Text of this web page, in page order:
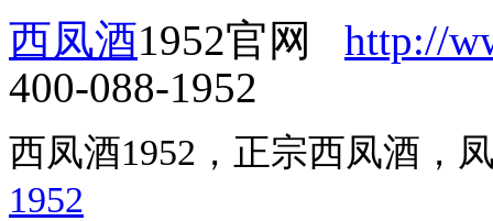
西凤酒1952官网 http://
400-088-1952
西凤酒1952，正宗西凤酒
1952